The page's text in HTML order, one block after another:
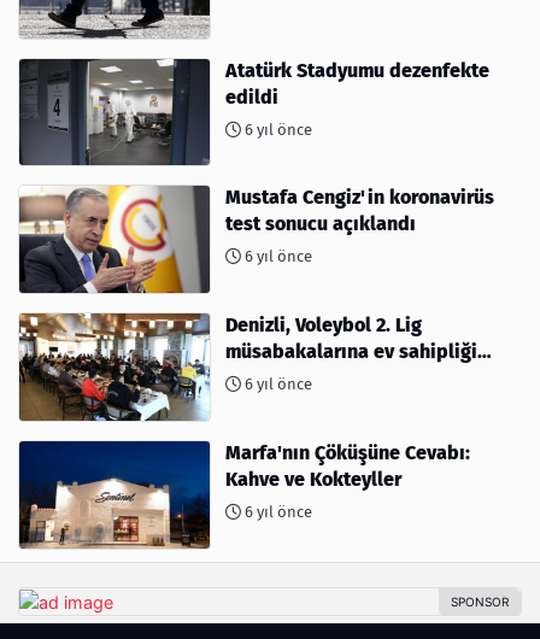
Atatürk Stadyumu dezenfekte
edildi
6 yıl önce
Mustafa Cengiz'in koronavirüs
test sonucu açıklandı
6 yıl önce
Denizli, Voleybol 2. Lig
müsabakalarına ev sahipliği
yapıyor
6 yıl önce
Marfa'nın Çöküşüne Cevabı:
Kahve ve Kokteyller
6 yıl önce